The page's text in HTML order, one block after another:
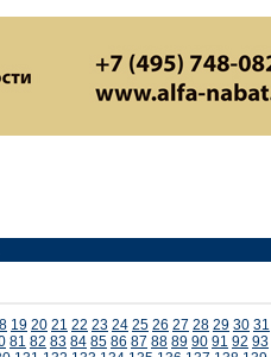
19 20 21 22 23 24 25 26 27 28 29 30 31
81 82 83 84 85 86 87 88 89 90 91 92 93